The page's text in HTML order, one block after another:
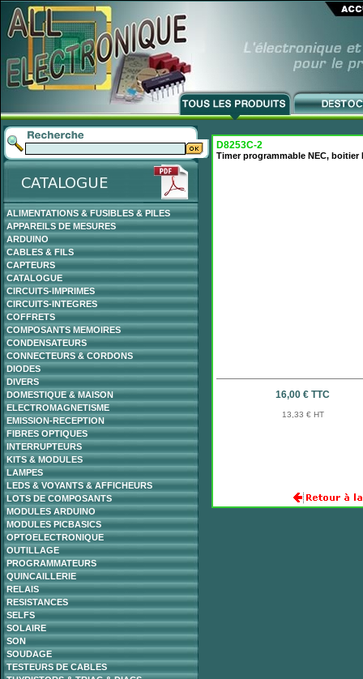
ALIMENTATIONS & FUSIBLES & PILES
APPAREILS DE MESURES
ARDUINO
CABLES & FILS
CAPTEURS
CATALOGUE
CIRCUITS-IMPRIMES
CIRCUITS-INTEGRES
COFFRETS
COMPOSANTS MEMOIRES
CONDENSATEURS
CONNECTEURS & CORDONS
DIODES
DIVERS
DOMESTIQUE & MAISON
ELECTROMAGNETISME
EMISSION-RECEPTION
FIBRES OPTIQUES
INTERRUPTEURS
KITS & MODULES
LAMPES
LEDS & VOYANTS & AFFICHEURS
LOTS DE COMPOSANTS
MODULES ARDUINO
MODULES PICBASICS
OPTOELECTRONIQUE
OUTILLAGE
PROGRAMMATEURS
QUINCAILLERIE
RELAIS
RESISTANCES
SELFS
SOLAIRE
SON
SOUDAGE
TESTEURS DE CABLES
D8253C-2
Timer programmable NEC, boitier
16,00 € TTC
13,33 € HT